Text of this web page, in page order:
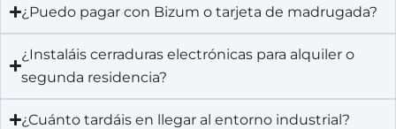
¿Puedo pagar con Bizum o tarjeta de madrugada?
¿Instaláis cerraduras electrónicas para alquiler o
segunda residencia?
¿Cuánto tardáis en llegar al entorno industrial?